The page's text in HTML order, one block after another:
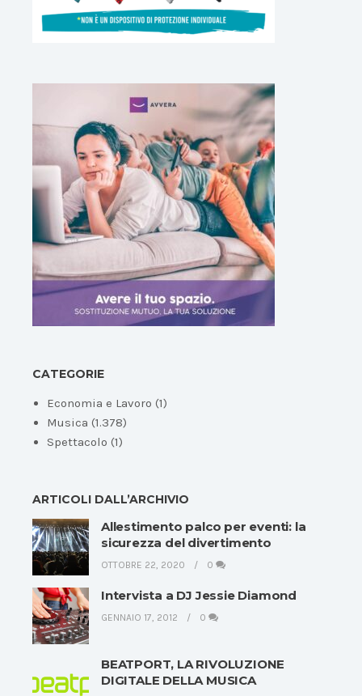
CATEGORIE
Economia e Lavoro (1)
Musica (1.378)
Spettacolo (1)
ARTICOLI DALL’ARCHIVIO
Allestimento palco per eventi: la
sicurezza del divertimento
OTTOBRE 22, 2020 0
Intervista a DJ Jessie Diamond
GENNAIO 17, 2012 0
BEATPORT, LA RIVOLUZIONE
DIGITALE DELLA MUSICA